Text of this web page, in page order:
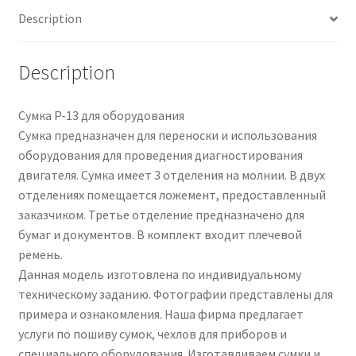
Description
Description
Сумка P-13 для оборудования
Сумка предназначен для переноски и использования
оборудования для проведения диагностирования
двигателя. Сумка имеет 3 отделения на молнии. В двух
отделениях помещается ложемент, предоставленный
заказчиком. Третье отделение предназначено для
бумаг и документов. В комплект входит плечевой
ремень.
Данная модель изготовлена по индивидуальному
техническому заданию. Фотографии представлены для
примера и ознакомления. Наша фирма предлагает
услуги по пошиву сумок, чехлов для приборов и